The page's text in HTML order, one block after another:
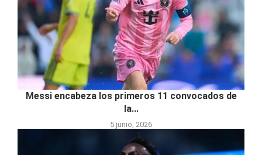
Messi encabeza los primeros 11 convocados de
la...
5 junio, 2026